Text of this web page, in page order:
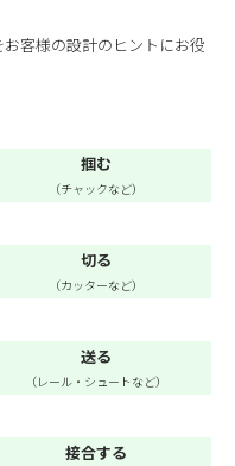
客様の設計のヒントにお役
掴む
（チャックなど）
切る
（カッターなど）
送る
（レール・シュートなど）
接合する